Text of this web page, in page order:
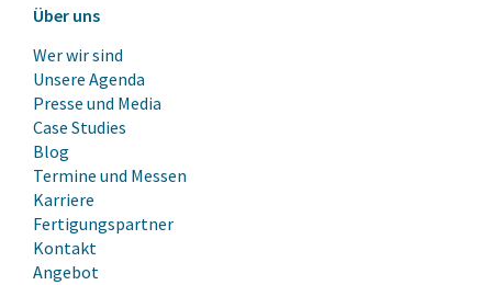
Über uns
Wer wir sind
Unsere Agenda
Presse und Media
Case Studies
Blog
Termine und Messen
Karriere
Fertigungspartner
Kontakt
Angebot